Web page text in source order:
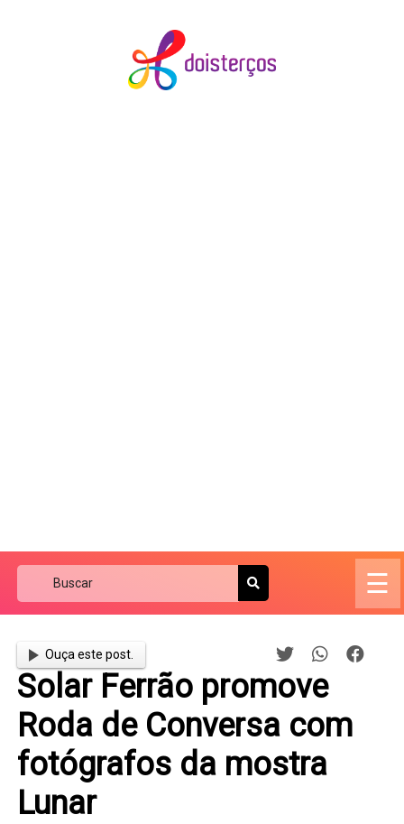
☰
Ouça este post.
Solar Ferrão promove
Roda de Conversa com
fotógrafos da mostra
Lunar